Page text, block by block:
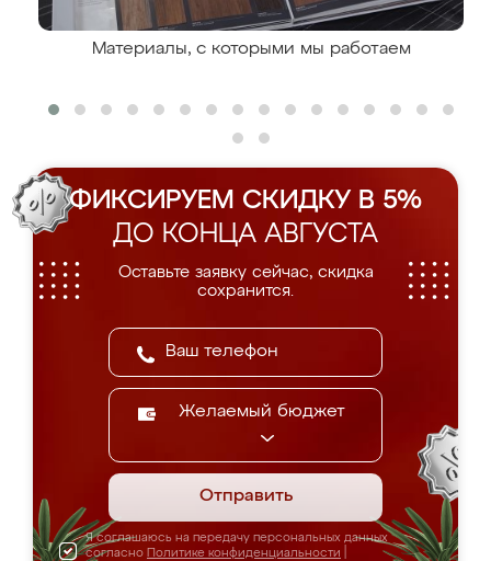
Материалы, с которыми мы работаем
ФИКСИРУЕМ СКИДКУ В 5%
ДО КОНЦА АВГУСТА
Оставьте заявку сейчас, скидка
сохранится.
Желаемый бюджет
Отправить
Я соглашаюсь на передачу персональных данных
согласно Политике конфиденциальности